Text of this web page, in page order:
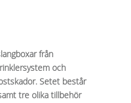
från
och
Setet består
tre olika tillbehör